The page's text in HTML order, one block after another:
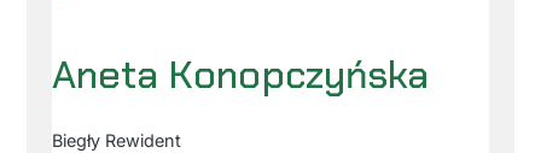
Aneta Konopczyńska
Biegły Rewident